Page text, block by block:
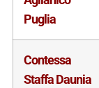
Puglia
Contessa
Staffa Daunia